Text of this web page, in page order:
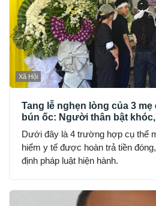
Xã Hội
Tang lễ nghẹn lòng của 3
bún ốc: Người thân bật
Dưới đây là 4 trường hợp cụ thể
hiểm y tế được hoàn trả tiền
định pháp luật hiện hành.